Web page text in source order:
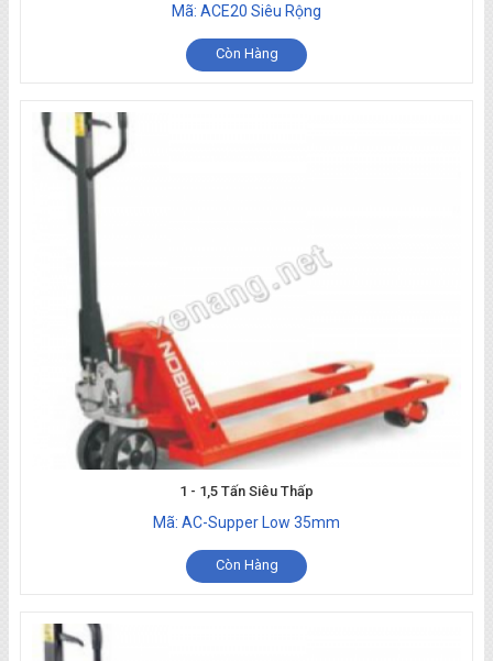
Mã: ACE20 Siêu Rộng
Còn Hàng
1 - 1,5 Tấn Siêu Thấp
Mã: AC-Supper Low 35mm
Còn Hàng